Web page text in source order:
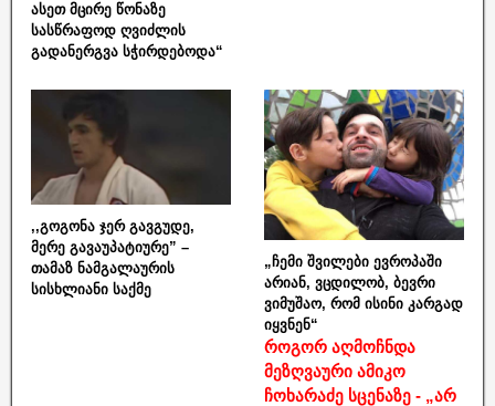
ასეთ მცირე წონაზე
სასწრაფოდ ღვიძლის
გადანერგვა სჭირდებოდა“
,,გოგონა ჯერ გავგუდე,
მერე გავაუპატიურე” –
თამაზ ნამგალაურის
სისხლიანი საქმე
„ჩემი შვილები ევროპაში
არიან, ვცდილობ, ბევრი
ვიმუშაო, რომ ისინი კარგად
იყვნენ“
როგორ აღმოჩნდა
მეზღვაური ამიკო
ჩოხარაძე სცენაზე - „არ